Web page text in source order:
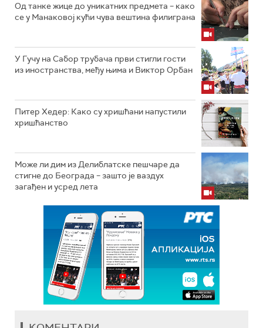
Од танке жице до уникатних предмета – како
се у Манаковој кући чува вештина филиграна
У Гучу на Сабор трубача први стигли гости
из иностранства, међу њима и Виктор Орбан
Питер Хедер: Како су хришћани напустили
хришћанство
Може ли дим из Делиблатске пешчаре да
стигне до Београда – зашто је ваздух
загађен и усред лета